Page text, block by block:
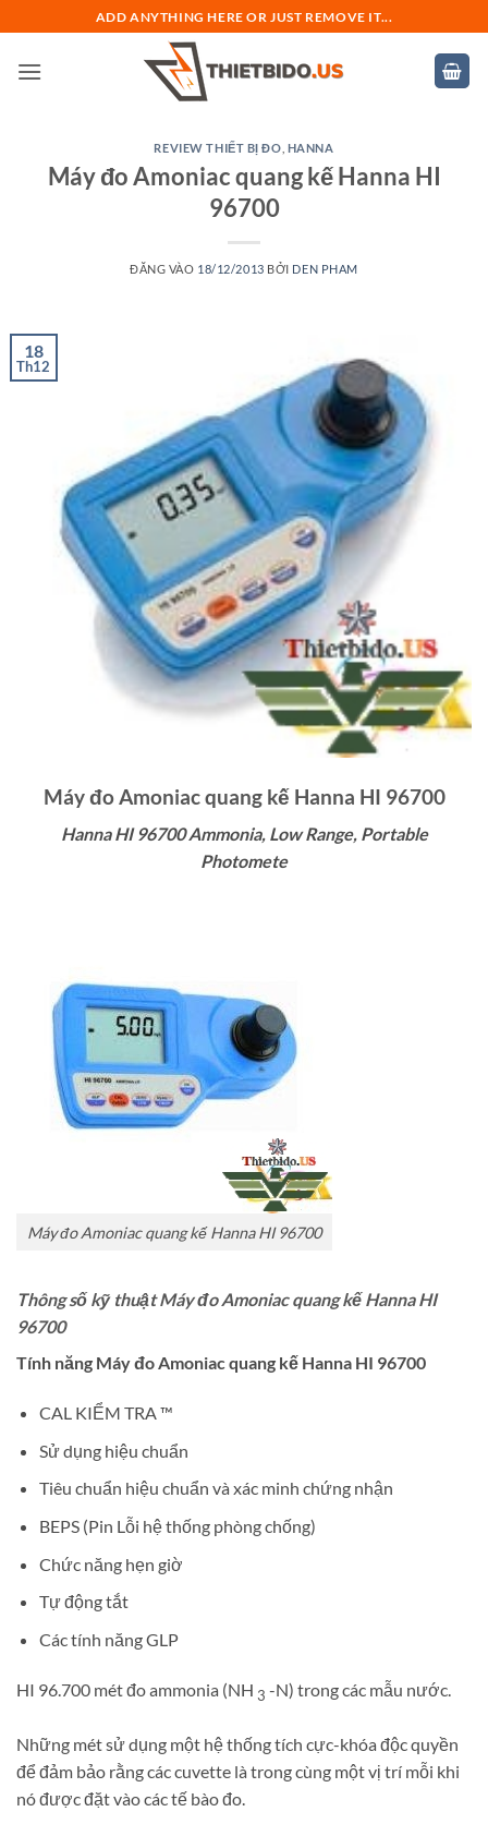
qua
nội
ADD ANYTHING HERE OR JUST REMOVE IT...
REVIEW THIẾT BỊ ĐO HANNA
Máy đo Amoniac quang kế Hanna HI
96700
ĐĂNG VÀO 18/12/2013 BỞI DEN PHAM
18
Th12
Máy đo Amoniac quang kế Hanna HI 96700
Hanna HI 96700 Ammonia, Low Range, Portable
Photomete
Máy đo Amoniac quang kế Hanna HI 96700
Thông số kỹ thuật Máy đo Amoniac quang kế Hanna HI
96700
Tính năng Máy đo Amoniac quang kế Hanna HI 96700
CAL KIỂM TRA ™
Sử dụng hiệu chuẩn
Tiêu chuẩn hiệu chuẩn và xác minh chứng nhận
BEPS (Pin Lỗi hệ thống phòng chống)
Chức năng hẹn giờ
Tự động tắt
Các tính năng GLP
HI 96.700 mét đo ammonia (NH 3 -N) trong các mẫu nước.
Những mét sử dụng một hệ thống tích cực-khóa độc quyền
để đảm bảo rằng các cuvette là trong cùng một vị trí mỗi khi
nó được đặt vào các tế bào đo.